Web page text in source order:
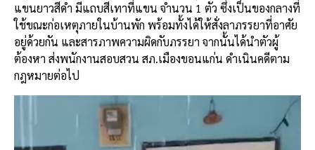
แขนยาวสีดำ มีแถบสีเทาที่แขน จำนวน 1 ตัว ซึ่งเป็นของกลางที่
ใช้ขณะก่อเหตุภายในบ้านพัก พร้อมทั้งได้ให้สั่งลาภรรยาที่อาศัย
อยู่ด้วยกัน และสารภาพความผิดกับภรรยา จากนั้นได้นำตัวผู้
ต้องหา ส่งพนักงานสอบสวน สภ.เมืองขอนแก่น ดำเนินคดีตาม
กฎหมายต่อไป